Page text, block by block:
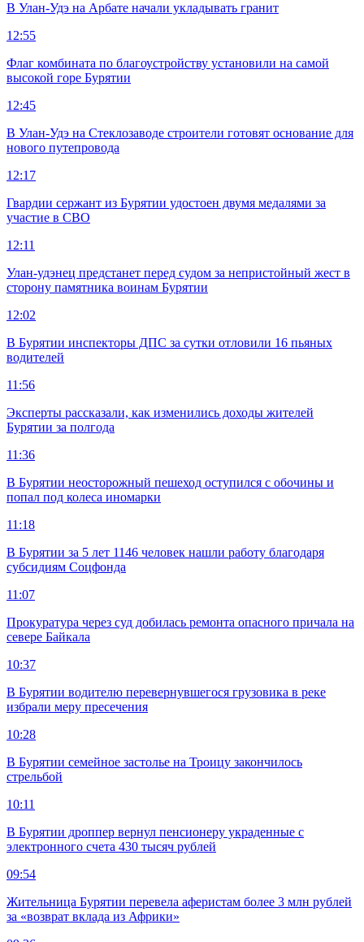
В Улан-Удэ на Арбате начали укладывать гранит
12:55
Флаг комбината по благоустройству установили на самой
высокой горе Бурятии
12:45
В Улан-Удэ на Стеклозаводе строители готовят основание для
нового путепровода
12:17
Гвардии сержант из Бурятии удостоен двумя медалями за
участие в СВО
12:11
Улан-удэнец предстанет перед судом за непристойный жест в
сторону памятника воинам Бурятии
12:02
В Бурятии инспекторы ДПС за сутки отловили 16 пьяных
водителей
11:56
Эксперты рассказали, как изменились доходы жителей
Бурятии за полгода
11:36
В Бурятии неосторожный пешеход оступился с обочины и
попал под колеса иномарки
11:18
В Бурятии за 5 лет 1146 человек нашли работу благодаря
субсидиям Соцфонда
11:07
Прокуратура через суд добилась ремонта опасного причала на
севере Байкала
10:37
В Бурятии водителю перевернувшегося грузовика в реке
избрали меру пресечения
10:28
В Бурятии семейное застолье на Троицу закончилось
стрельбой
10:11
В Бурятии дроппер вернул пенсионеру украденные с
электронного счета 430 тысяч рублей
09:54
Жительница Бурятии перевела аферистам более 3 млн рублей
за «возврат вклада из Африки»